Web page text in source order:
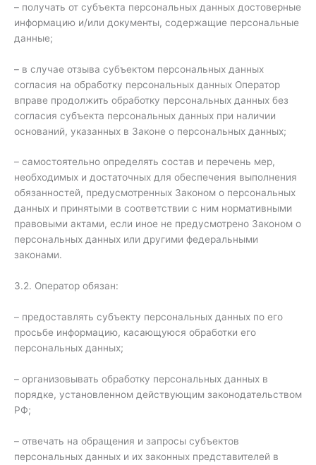
– получать от субъекта персональных данных достоверные
информацию и/или документы, содержащие персональные
данные;
– в случае отзыва субъектом персональных данных
согласия на обработку персональных данных Оператор
вправе продолжить обработку персональных данных без
согласия субъекта персональных данных при наличии
оснований, указанных в Законе о персональных данных;
– самостоятельно определять состав и перечень мер,
необходимых и достаточных для обеспечения выполнения
обязанностей, предусмотренных Законом о персональных
данных и принятыми в соответствии с ним нормативными
правовыми актами, если иное не предусмотрено Законом о
персональных данных или другими федеральными
законами.
3.2. Оператор обязан:
– предоставлять субъекту персональных данных по его
просьбе информацию, касающуюся обработки его
персональных данных;
– организовывать обработку персональных данных в
порядке, установленном действующим законодательством
РФ;
– отвечать на обращения и запросы субъектов
персональных данных и их законных представителей в